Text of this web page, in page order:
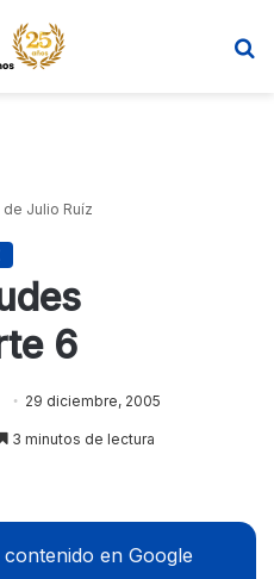
Julio Ruíz
6
Follow29 diciembre, 2005
3 minutos de lectura
en Google